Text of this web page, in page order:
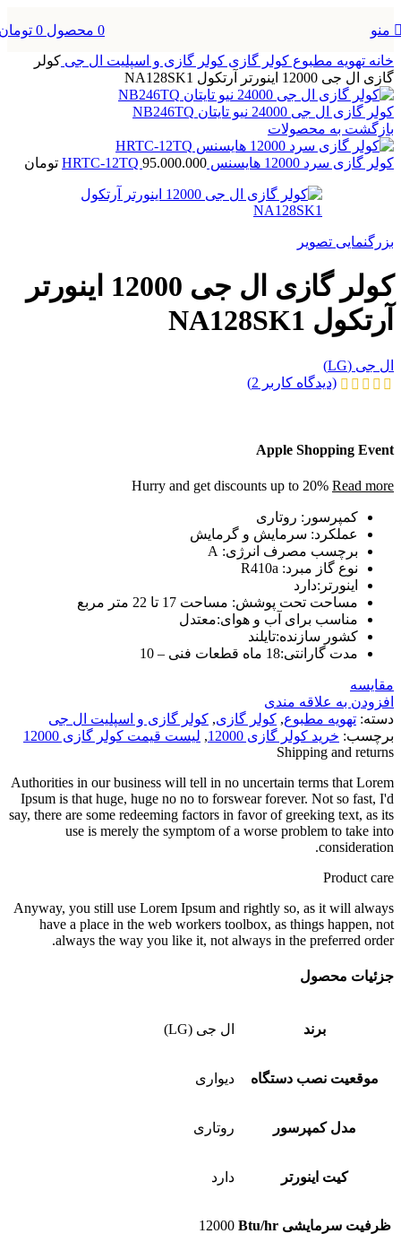
منو 0 محصول 0 تومان
خانه تهویه مطبوع کولر گازی کولر گازی و اسپلیت ال جی کولر
گازی ال جی 12000 اینورتر آرتکول NA128SK1
کولر گازی ال جی 24000 نیو تایتان NB246TQ
بازگشت به محصولات
کولر گازی سرد 12000 هایسنس HRTC-12TQ 95.000.000 تومان
بزرگنمایی تصویر
کولر گازی ال جی 12000 اینورتر
آرتکول NA128SK1
ال جی (LG)
(دیدگاه کاربر 2
)
Apple Shopping Event
Hurry and get discounts up to 20%Read more
کمپرسور : روتاری
عملکرد: سرمایش و گرمایش
برچسب مصرف انرژی: A
نوع گاز مبرد:
R410a
اینورتر:دارد
مساحت تحت پوشش: مساحت 17 تا 22 متر مربع
مناسب برای آب و هوای:معتدل
کشور سازنده:تایلند
مدت گارانتی:18 ماه قطعات فنی – 10
مقایسه
افزودن به علاقه مندی
دسته: تهویه مطبوع, کولر گازی, کولر گازی و اسپلیت ال جی
برچسب: خرید کولر گازی 12000 , لیست قیمت کولر گازی 12000
Shipping and returns
Authorities in our business will tell in no uncertain terms that Lorem
Ipsum is that huge, huge no no to forswear forever. Not so fast, I'd
say, there are some redeeming factors in favor of greeking text, as its
use is merely the symptom of a worse problem to take into
consideration.
Product care
Anyway, you still use Lorem Ipsum and rightly so, as it will always
have a place in the web workers toolbox, as things happen, not
always the way you like it, not always in the preferred order.
جزئیات محصول
برند ال جی (LG)
موقعیت نصب دستگاه دیواری
مدل کمپرسور روتاری
کیت اینورتر دارد
ظرفیت سرمایشی Btu/hr 12000